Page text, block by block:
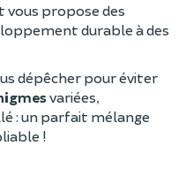
vous propose des
durable à des
dépêcher pour éviter
variées,
: un parfait mélange
!